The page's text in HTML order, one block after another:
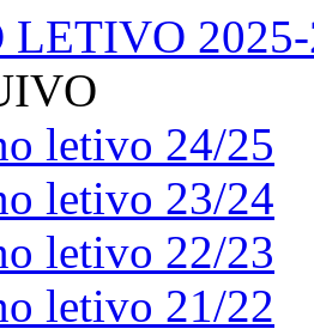
letivo 24/25
letivo 23/24
letivo 22/23
letivo 21/22